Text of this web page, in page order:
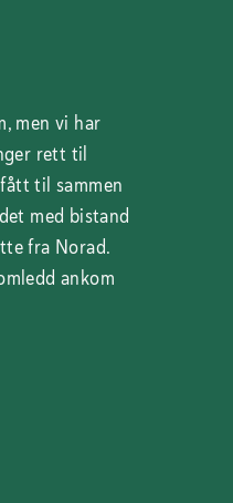
men vi har
rett til
til sammen
med bistand
fra Norad.
ankom